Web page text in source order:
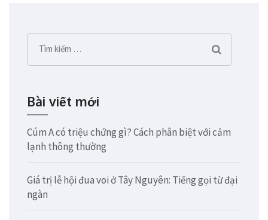
Tìm
kiếm
Bài viết mới
Cúm A có triệu chứng gì? Cách phân biệt với cảm
lạnh thông thường
Giá trị lễ hội đua voi ở Tây Nguyên: Tiếng gọi từ đại
ngàn